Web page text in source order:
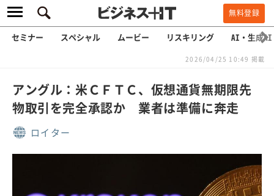
無料登録
セミナー スペシャル ムービー リスキリング AI・生成AI
2026/04/25 10:49 掲載
アングル：米ＣＦＴＣ、仮想通貨無期限先
物取引を完全承認か 業者は準備に奔走
ロイター